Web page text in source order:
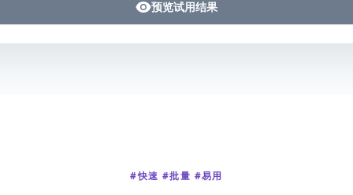
预览试用结果
#快速 #批量 #易用